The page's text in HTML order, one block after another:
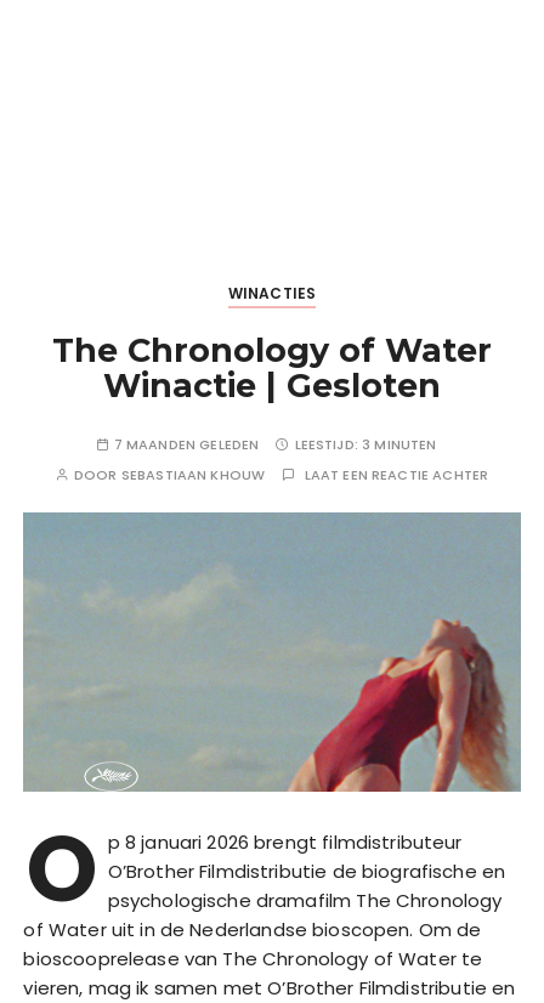
WINACTIES
The Chronology of Water
Winactie | Gesloten
7 MAANDEN GELEDEN LEESTIJD: 3 MINUTEN
DOOR SEBASTIAAN KHOUW LAAT EEN REACTIE ACHTER
O p 8 januari 2026 brengt filmdistributeur
O’Brother Filmdistributie de biografische en
psychologische dramafilm The Chronology
of Water uit in de Nederlandse bioscopen. Om de
bioscooprelease van The Chronology of Water te
vieren, mag ik samen met O’Brother Filmdistributie en